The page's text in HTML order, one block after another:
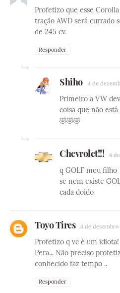
Profetizo que esse
tração AWD será currado
de 245 cv.
Responder
Shiho 4 de
Primeiro a VW
coisa que não
🤣🤣🤣
Chevrolet!!! 4
q GOLF meu filho
se nem existe
cada doido
Toyo Tires 4 de dezembro
Profetizo q vc é um idiota!
Pera... Não preciso
conhecido faz tempo ..
Responder